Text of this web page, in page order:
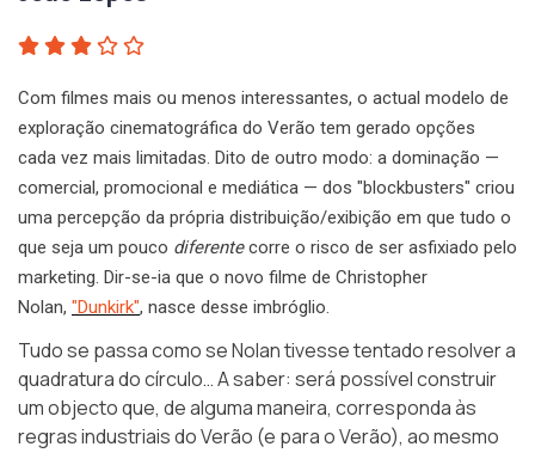
Com filmes mais ou menos interessantes, o actual modelo de
exploração cinematográfica do Verão tem gerado opções
cada vez mais limitadas. Dito de outro modo: a dominação —
comercial, promocional e mediática — dos "blockbusters" criou
uma percepção da própria distribuição/exibição em que tudo o
que seja um pouco diferentecorre o risco de ser asfixiado pelo
marketing. Dir-se-ia que o novo filme de Christopher
Nolan, "Dunkirk", nasce desse imbróglio.
Tudo se passa como se Nolan tivesse tentado resolver a
quadratura do círculo… A saber: será possível construir
um objecto que, de alguma maneira, corresponda às
regras industriais do Verão (e para o Verão), ao mesmo